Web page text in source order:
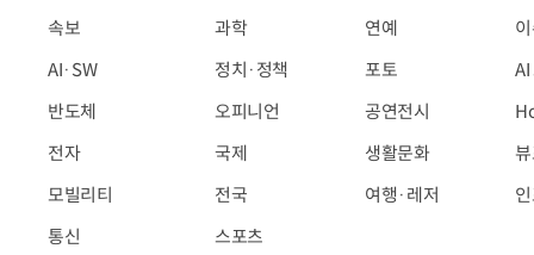
속보
AI·SW
반도체
전자
모빌리티
통신
과학
정치·정책
오피니언
국제
전국
스포츠
연예
포토
공연전시
생활문화
여행·레저